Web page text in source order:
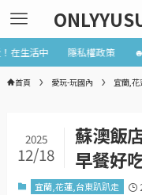
在生活中 隱私權政策
首頁 愛玩-玩國內 宜蘭,
蘇澳飯
早餐好
2025
12/18
宜蘭,花蓮,台東趴趴走